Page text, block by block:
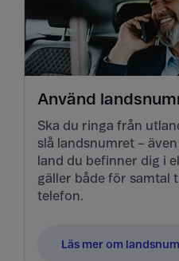
Använd
Ska du ringa från
slå landsnumret –
land du befinner dig i
gäller både för samtal
telefon.
Läs mer om